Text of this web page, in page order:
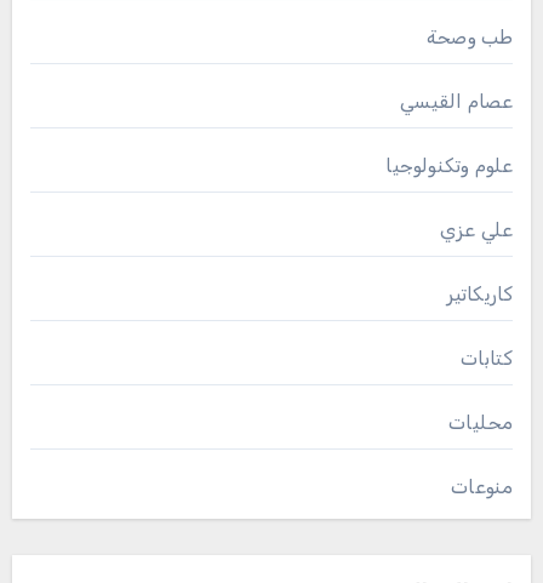
طب وصحة
عصام القيسي
علوم وتكنولوجيا
علي عزي
كاريكاتير
كتابات
محليات
منوعات